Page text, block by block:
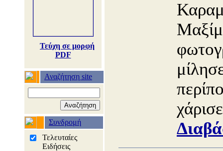
Τεύχη σε μορφή
PDF
Αναζήτηση site
Συνδρομή
Τελευταίες
Ειδήσεις